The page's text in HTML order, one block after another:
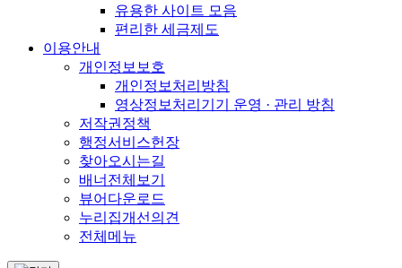
유용한 사이트 모음
편리한 세금제도
이용안내
개인정보보호
개인정보처리방침
영상정보처리기기 운영 · 관리 방침
저작권정책
행정서비스헌장
찾아오시는길
배너전체보기
뷰어다운로드
누리집개선의견
전체메뉴